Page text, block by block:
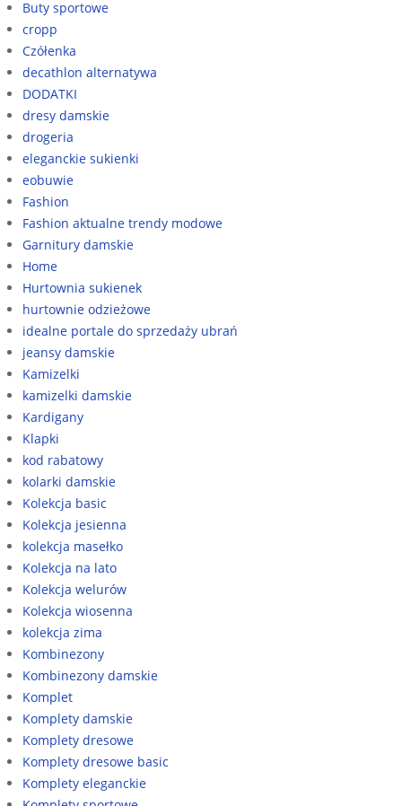
Buty sportowe
cropp
Czółenka
decathlon alternatywa
DODATKI
dresy damskie
drogeria
eleganckie sukienki
eobuwie
Fashion
Fashion aktualne trendy modowe
Garnitury damskie
Home
Hurtownia sukienek
hurtownie odzieżowe
idealne portale do sprzedaży ubrań
jeansy damskie
Kamizelki
kamizelki damskie
Kardigany
Klapki
kod rabatowy
kolarki damskie
Kolekcja basic
Kolekcja jesienna
kolekcja masełko
Kolekcja na lato
Kolekcja welurów
Kolekcja wiosenna
kolekcja zima
Kombinezony
Kombinezony damskie
Komplet
Komplety damskie
Komplety dresowe
Komplety dresowe basic
Komplety eleganckie